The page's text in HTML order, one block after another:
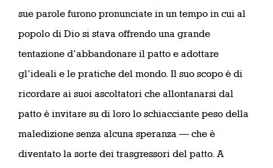
sue parole furono pronunciate in un tempo in cui al
popolo di Dio si stava offrendo una grande
tentazione d’abbandonare il patto e adottare
gl’ideali e le pratiche del mondo. Il suo scopo è di
ricordare ai suoi ascoltatori che allontanarsi dal
patto è invitare su di loro lo schiacciante peso della
maledizione senza alcuna speranza — che è
diventato la sorte dei trasgressori del patto. A